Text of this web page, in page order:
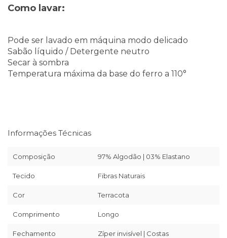
Como lavar:
Pode ser lavado em máquina modo delicado
Sabão líquido / Detergente neutro
Secar à sombra
Temperatura máxima da base do ferro a 110°
Informações Técnicas
Composição 97% Algodão | 03% Elastano
Tecido Fibras Naturais
Cor Terracota
Comprimento Longo
Fechamento Zíper invisível | Costas